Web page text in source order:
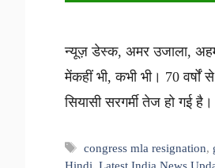
न्यूज़ डेस्क, अमर उजाला,
मेंकहीं भी, कभी भी। 70
सियासी सरगर्मी तेज हो गई
Tags
congress mla resignation,
Hindi, Latest India News